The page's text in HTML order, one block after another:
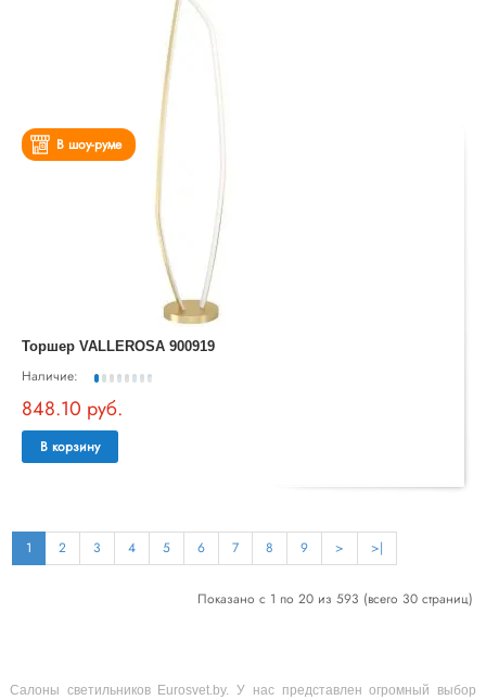
В шоу-руме
Торшер VALLEROSA 900919
Наличие:
848.10 руб.
В корзину
1 2 3 4 5 6 7 8 9 > >|
Показано с 1 по 20 из 593 (всего 30 страниц)
Салоны светильников Eurosvet.by. У нас представлен огромный выбор